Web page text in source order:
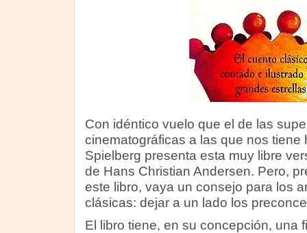
Con idéntico vuelo que el de las
cinematográficas a las que nos tiene
Spielberg presenta esta muy libre
de Hans Christian Andersen. Pero,
este libro, vaya un consejo para los
clásicas: dejar a un lado los
El libro tiene, en su concepción, una